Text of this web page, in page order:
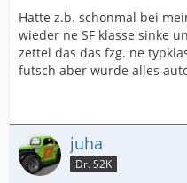
Hatte z.b. schonmal bei
wieder ne SF klasse sinke
zettel das das fzg. ne
futsch aber wurde alles
juha
Dr. S2K